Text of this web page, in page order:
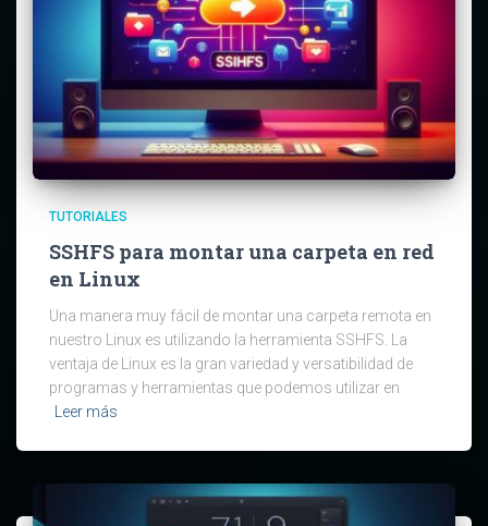
TUTORIALES
SSHFS para montar una carpeta en red
en Linux
Una manera muy fácil de montar una carpeta remota en
nuestro Linux es utilizando la herramienta SSHFS. La
ventaja de Linux es la gran variedad y versatibilidad de
programas y herramientas que podemos utilizar en
Leer más